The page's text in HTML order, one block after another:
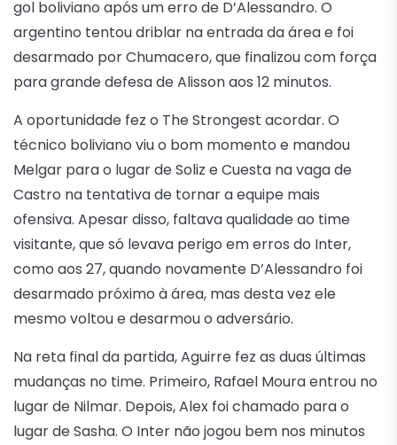
gol boliviano após um erro de D’Alessandro. O
argentino tentou driblar na entrada da área e foi
desarmado por Chumacero, que finalizou com força
para grande defesa de Alisson aos 12 minutos.
A oportunidade fez o The Strongest acordar. O
técnico boliviano viu o bom momento e mandou
Melgar para o lugar de Soliz e Cuesta na vaga de
Castro na tentativa de tornar a equipe mais
ofensiva. Apesar disso, faltava qualidade ao time
visitante, que só levava perigo em erros do Inter,
como aos 27, quando novamente D’Alessandro foi
desarmado próximo à área, mas desta vez ele
mesmo voltou e desarmou o adversário.
Na reta final da partida, Aguirre fez as duas últimas
mudanças no time. Primeiro, Rafael Moura entrou no
lugar de Nilmar. Depois, Alex foi chamado para o
lugar de Sasha. O Inter não jogou bem nos minutos